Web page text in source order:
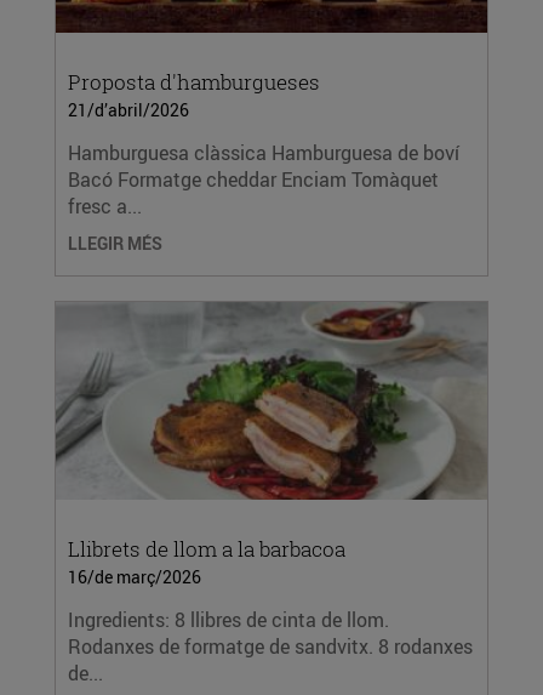
Proposta d'hamburgueses
21/d’abril/2026
Hamburguesa clàssica Hamburguesa de boví
Bacó Formatge cheddar Enciam Tomàquet
fresc a...
LLEGIR MÉS
Llibrets de llom a la barbacoa
16/de març/2026
Ingredients: 8 llibres de cinta de llom.
Rodanxes de formatge de sandvitx. 8 rodanxes
de...